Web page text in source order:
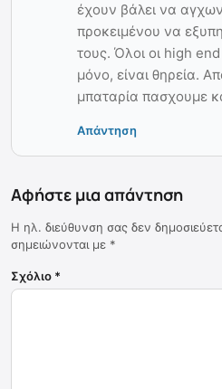
έχουν βάλει να
προκειμένου να
τους. Όλοι οι high
μόνο, είναι θηρεία.
μπαταρία πασχουμε
Απάντηση
Αφήστε μια απάντηση
Η ηλ. διεύθυνση σας δεν
σημειώνονται με *
Σχόλιο *